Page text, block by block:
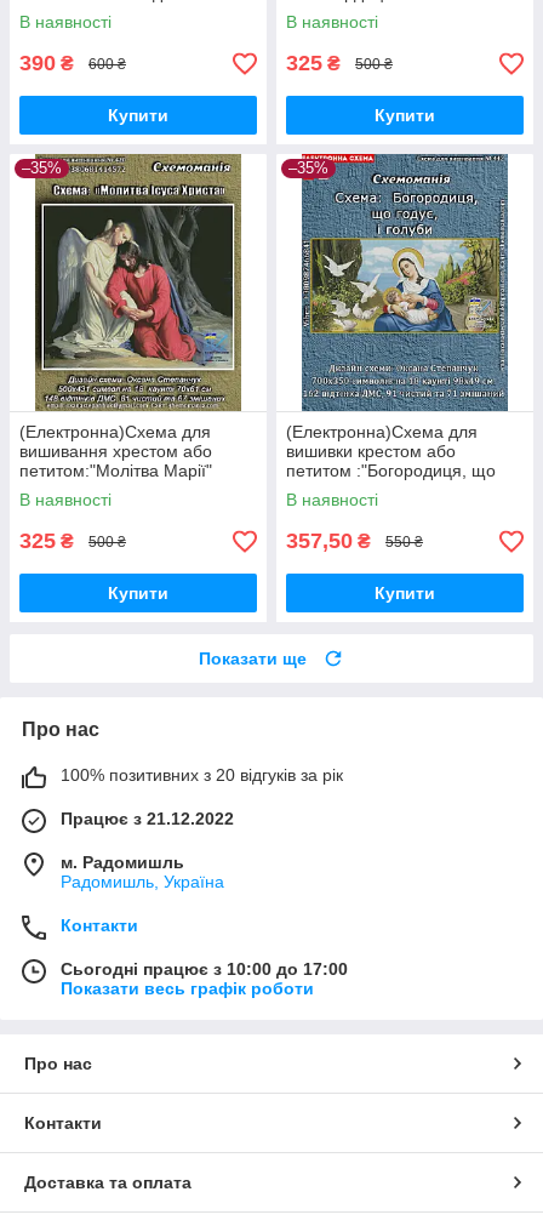
В наявності
390 ₴ 600 ₴
Купити
(Семистрельна)"
В наявності
325 ₴ 500 ₴
Купити
–35%
(Електронна)Схема для
вишивання хрестом або
петитом:"Молітва Марії"
В наявності
325 ₴ 500 ₴
Купити
–35%
(Електронна)Схема для
вишивки крестом або
петитом :"Богородиця, що
годує, і голуби"
В наявності
357,50 ₴ 550 ₴
Купити
Показати ще
Про нас
100% позитивних з 20 відгуків за рік
Працює з 21.12.2022
м. Радомишль
Радомишль, Україна
Контакти
Сьогодні працює з 10:00 до 17:00
Показати весь графік роботи
Про нас
Контакти
Доставка та оплата